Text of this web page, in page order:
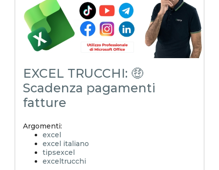
EXCEL TRUCCHI: 🤑
Scadenza pagamenti
fatture
Argomenti:
excel
excel italiano
tipsexcel
exceltrucchi